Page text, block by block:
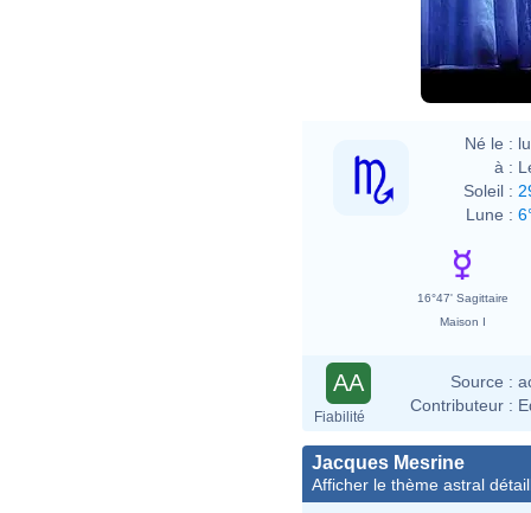
Né le :
à :
Soleil :
Lune :
16°47' Sagittaire
Maison I
AA
Fiabilité
Source :
Contributeur :
Jacques Mesrine
Afficher le thème astral